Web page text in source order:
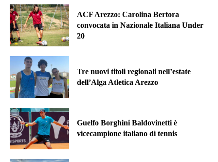
ACF Arezzo: Carolina Bertora
convocata in Nazionale Italiana Under
20
Tre nuovi titoli regionali nell’estate
dell’Alga Atletica Arezzo
Guelfo Borghini Baldovinetti è
vicecampione italiano di tennis